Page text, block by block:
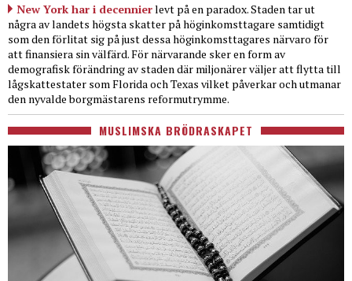
New York har i decennierlevt på en paradox. Staden tar ut
några av landets högsta skatter på höginkomsttagare samtidigt
som den förlitat sig på just dessa höginkomsttagares närvaro för
att finansiera sin välfärd. För närvarande sker en form av
demografisk förändring av staden där miljonärer väljer att flytta till
lågskattestater som Florida och Texas vilket påverkar och utmanar
den nyvalde borgmästarens reformutrymme.
MUSLIMSKA BRÖDRASKAPET